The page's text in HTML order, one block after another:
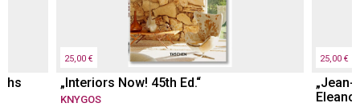
25,00 €
„Interiors Now! 45th Ed.“
KNYGOS
25,00 €
„Jean-